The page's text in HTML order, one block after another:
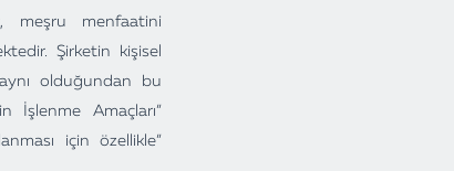
meşru menfaatini
Şirketin kişisel
olduğundan bu
İşlenme Amaçları”
için özellikle”